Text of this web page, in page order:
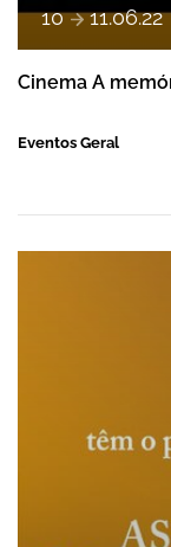
10 e 11.06.22
Cinema A
Eventos Geral